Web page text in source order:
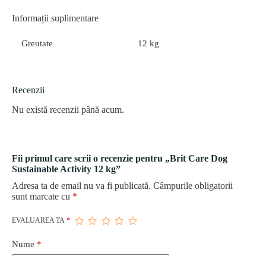
Informații suplimentare
Greutate 12 kg
Recenzii
Nu există recenzii până acum.
Fii primul care scrii o recenzie pentru „Brit Care Dog
Sustainable Activity 12 kg”
Adresa ta de email nu va fi publicată. Câmpurile obligatorii
sunt marcate cu *
EVALUAREA TA *
Nume *